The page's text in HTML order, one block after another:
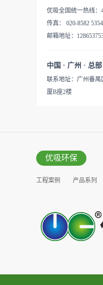
用。放
的研
我们的
产
吸附性
活中。
用范围
优吸全国统一热线：
传真： 020-8582 5354
邮箱地址：
中国 · 广州 · 总部
联系地址：广州番禺
厦B座2楼
优吸环保
工程案例 产品系列